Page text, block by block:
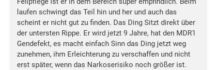
laufen schwingt das Teil hin und her und auch das
scheint er nicht gut zu finden. Das Ding Sitzt direkt über
der untersten Rippe. Er wird jetzt 9 Jahre, hat den MDR1
Gendefekt, es macht einfach Sinn das Ding jetzt weg
zunehmen, ihm Erleichterung zu verschaffen und nicht
erst später, wenn das Narkoserisiko noch größer ist.